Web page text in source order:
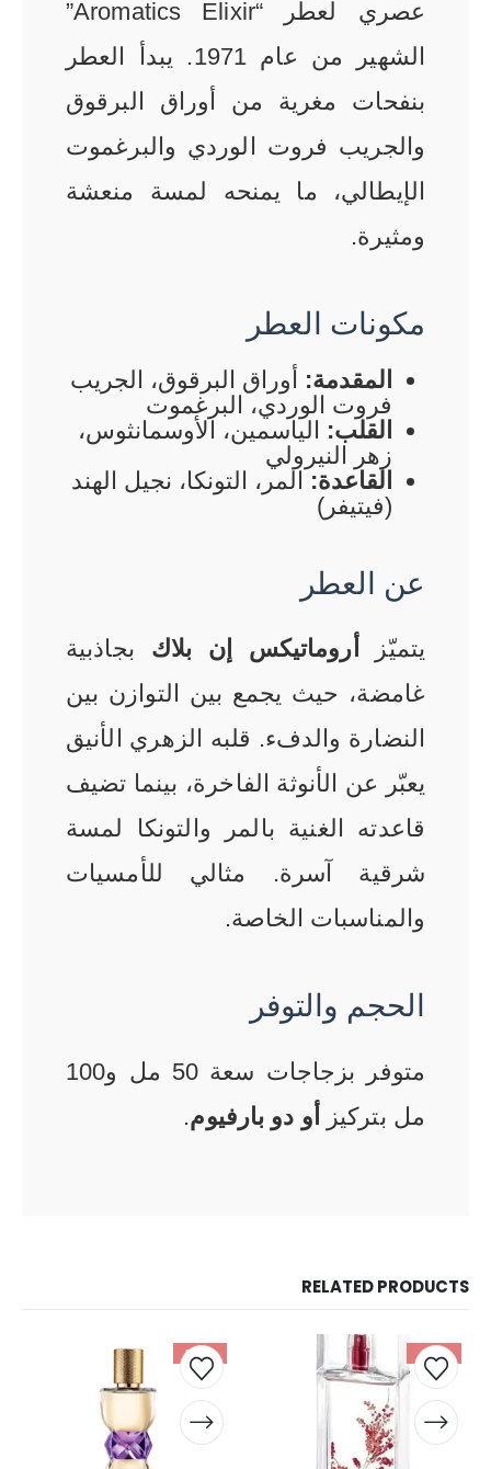
عصري لعطر “Aromatics Elixir”
الشهير من عام 1971. يبدأ العطر
بنفحات مغرية من أوراق البرقوق
والجريب فروت الوردي والبرغموت
الإيطالي، ما يمنحه لمسة منعشة
ومثيرة.
مكونات العطر
المقدمة: أوراق البرقوق، الجريب
فروت الوردي، البرغموت
القلب: الياسمين، الأوسمانثوس،
زهر النيرولي
القاعدة: المر، التونكا، نجيل الهند
(فيتيفر)
عن العطر
يتميّز أروماتيكس إن بلاك بجاذبية
غامضة، حيث يجمع بين التوازن بين
النضارة والدفء. قلبه الزهري الأنيق
يعبّر عن الأنوثة الفاخرة، بينما تضيف
قاعدته الغنية بالمر والتونكا لمسة
شرقية آسرة. مثالي للأمسيات
والمناسبات الخاصة.
الحجم والتوفر
متوفر بزجاجات سعة 50 مل و100
مل بتركيز
أو دو بارفيوم.
RELATED PRODUCTS
-49%
-52%